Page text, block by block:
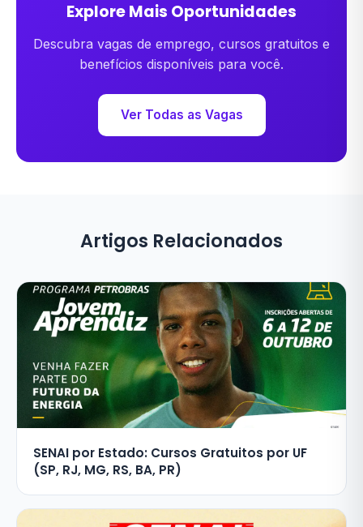
Explore Mais Oportunidades
Descubra vagas de emprego, cursos gratuitos e
benefícios disponíveis para você.
Ver Todas as Vagas
Artigos Relacionados
SENAI por Estado: Cursos Gratuitos por UF
(SP, RJ, MG, RS, BA, PR)